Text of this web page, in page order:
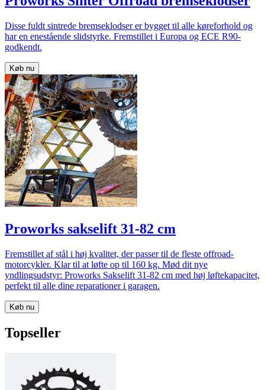
Disse fuldt sintrede bremseklodser er bygget til alle køreforhold og
har en enestående slidstyrke. Fremstillet i Europa og ECE R90-
godkendt.
Køb nu
Proworks sakselift 31-82 cm
Fremstillet af stål i høj kvalitet, der passer til de fleste offroad-
motorcykler. Klar til at løfte op til 160 kg. Mød dit nye
yndlingsudstyr: Proworks Sakselift 31-82 cm med høj løftekapacitet,
perfekt til alle dine reparationer i garagen.
Køb nu
Topseller